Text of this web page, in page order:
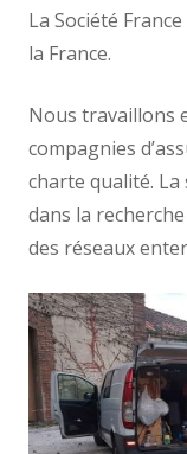
La Société
la France.
Nous travaillons
compagnies
charte qualité.
dans la
des réseaux